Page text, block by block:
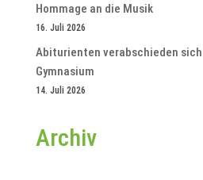
Hommage an die Musik
16. Juli 2026
Abiturienten verabschieden
Gymnasium
14. Juli 2026
Archiv